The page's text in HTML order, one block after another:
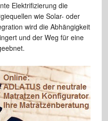
Elektrifizierung die
wie Solar- oder
wird die Abhängigkeit
und der Weg für eine